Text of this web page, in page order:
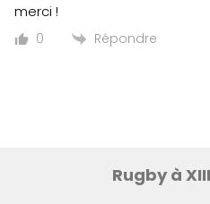
merci !
0 Répondre
Rugby à